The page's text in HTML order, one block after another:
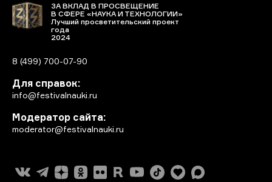
ЗА ВКЛАД В ПРОСВЕЩЕНИЕ
В СФЕРЕ «НАУКА И ТЕХНОЛОГИИ»
Лучший просветительский проект
года
2024
8 (499) 700-07-90
Для справок:
info@festivalnauki.ru
Модератор сайта:
moderator@festivalnauki.ru